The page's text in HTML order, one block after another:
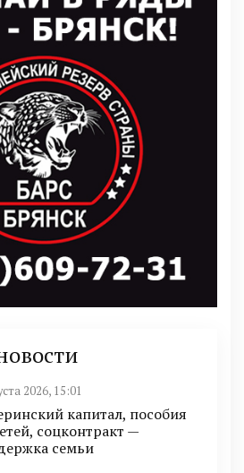
2026, 15:01
капитал, пособия
соцконтракт —
семьи